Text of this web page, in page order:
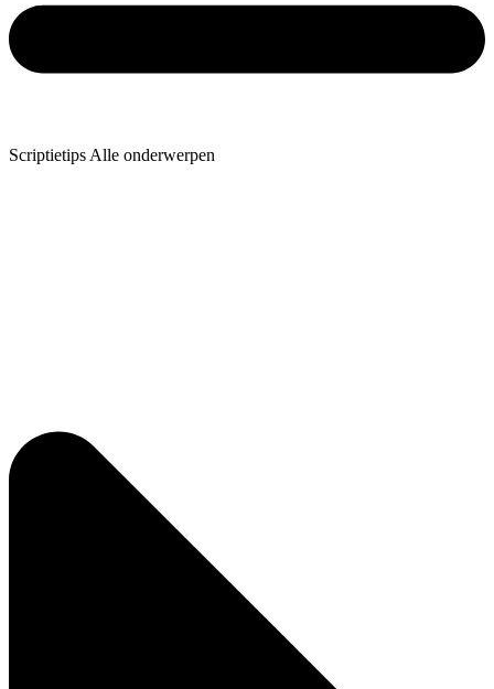
Scriptietips Alle onderwerpen